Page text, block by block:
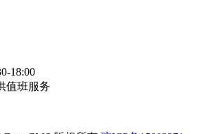
18:00
值班服务